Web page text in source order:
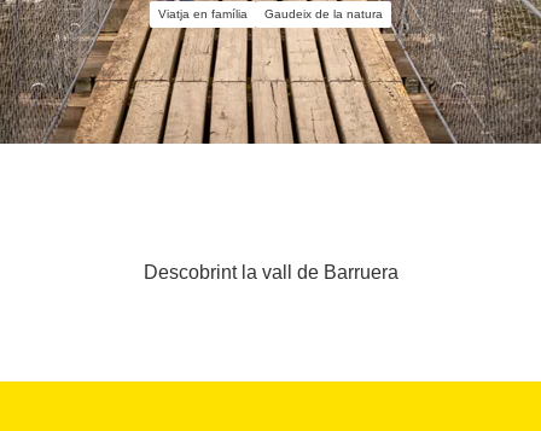
Viatja en família Gaudeix de la natura
Descobrint la vall de Barruera